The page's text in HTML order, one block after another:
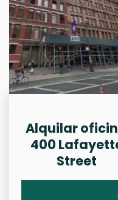
Alquilar
400
Street